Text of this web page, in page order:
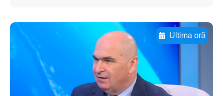
Ultima oră
Adaugă aici textul pentru
subtitluAdaugă aici
textul pentru